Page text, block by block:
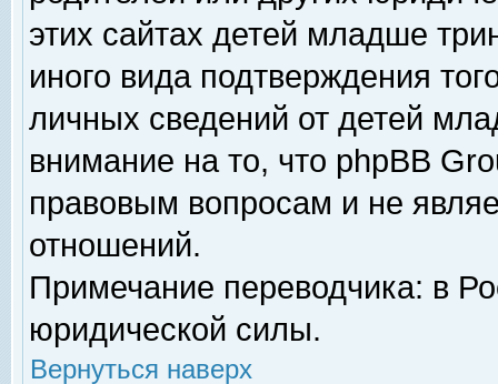
этих сайтах детей младше
иного вида подтверждения
личных сведений от детей
внимание на то, что phpBB
правовым вопросам и не
отношений.
Примечание переводчика: в
юридической силы.
Вернуться наверх